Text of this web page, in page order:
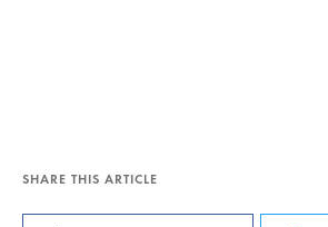
SHARE THIS ARTICLE